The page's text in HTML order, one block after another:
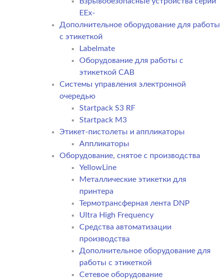
EEx-
Дополнительное оборудование для работы
с этикеткой
Labelmate
Оборудование для работы с
этикеткой CAB
Системы управления электронной
очередью
Startpack S3 RF
Startpack M3
Этикет-пистолеты и аппликаторы
Аппликаторы
Оборудование, снятое с производства
YellowLine
Металлические этикетки для
принтера
Термотрансферная лента DNP
Ultra High Frequency
Средства автоматизации
производства
Дополнительное оборудование для
работы с этикеткой
Сетевое оборудование